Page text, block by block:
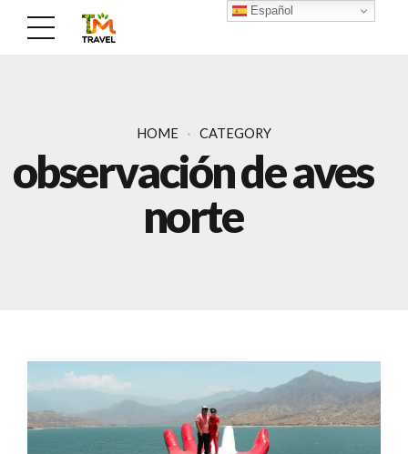
HOME CATEGORY
observación de aves
norte
Español